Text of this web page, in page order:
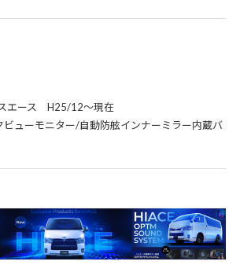
エース H25/12～現在
ューモニター/自動防舷インナーミラー内蔵バ